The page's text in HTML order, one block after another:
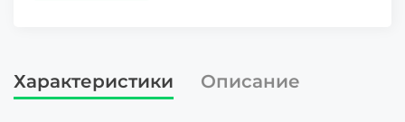
Характеристики Описание